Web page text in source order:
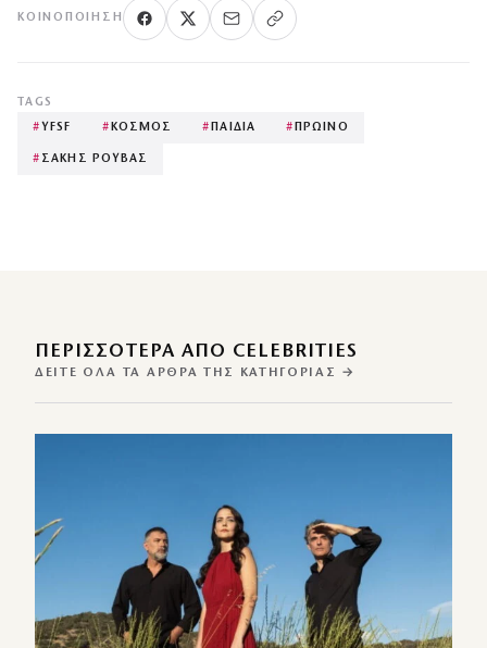
ΚΟΙΝΟΠΟΊΗΣΗ
TAGS
# YFSF # ΚΟΣΜΟΣ # ΠΑΙΔΙΑ # ΠΡΩΙΝΟ
# ΣΑΚΗΣ ΡΟΥΒΑΣ
ΠΕΡΙΣΣΌΤΕΡΑ ΑΠΌ CELEBRITIES
ΔΕΊΤΕ ΌΛΑ ΤΑ ΆΡΘΡΑ ΤΗΣ ΚΑΤΗΓΟΡΊΑΣ →